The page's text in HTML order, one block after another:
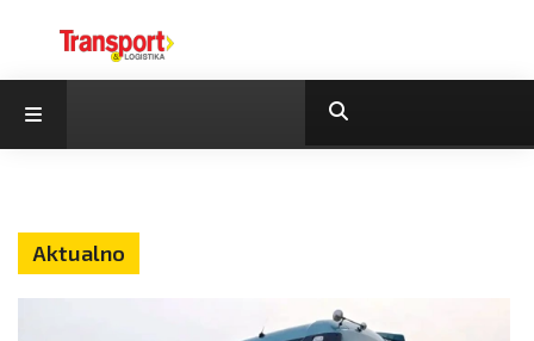
Aktualno